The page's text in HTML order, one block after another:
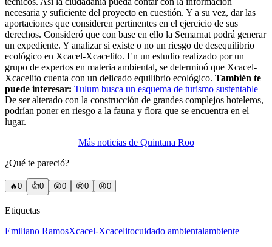
necesaria y suficiente del proyecto en cuestión. Y a su vez, dar las
aportaciones que consideren pertinentes en el ejercicio de sus
derechos. Consideró que con base en ello la Semarnat podrá generar
un expediente. Y analizar si existe o no un riesgo de desequilibrio
ecológico en Xcacel-Xcacelito. En un estudio realizado por un
grupo de expertos en materia ambiental, se determinó que Xcacel-
Xcacelito cuenta con un delicado equilibrio ecológico. También te
puede interesar: Tulum busca un esquema de turismo sustentable
De ser alterado con la construcción de grandes complejos hoteleros,
podrían poner en riesgo a la fauna y flora que se encuentra en el
lugar.
Más noticias de Quintana Roo
¿Qué te pareció?
🔥0 👍0 😲0 😢0 😠0
Etiquetas
Emiliano RamosXcacel-Xcacelitocuidado ambientalambiente